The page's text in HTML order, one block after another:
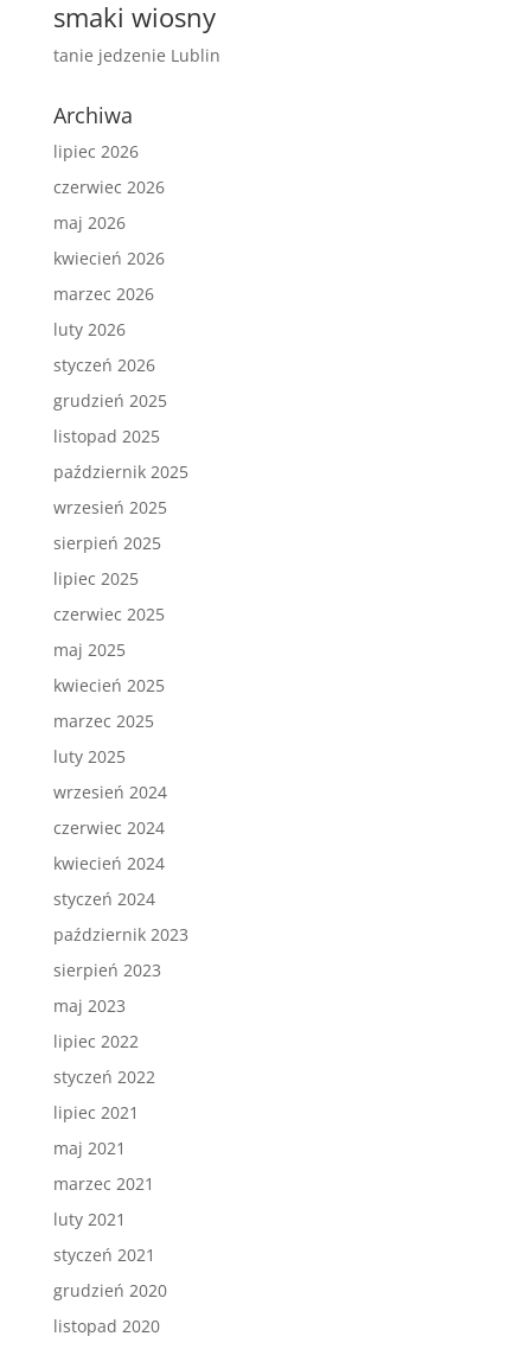
smaki wiosny
tanie jedzenie Lublin
Archiwa
lipiec 2026
czerwiec 2026
maj 2026
kwiecień 2026
marzec 2026
luty 2026
styczeń 2026
grudzień 2025
listopad 2025
październik 2025
wrzesień 2025
sierpień 2025
lipiec 2025
czerwiec 2025
maj 2025
kwiecień 2025
marzec 2025
luty 2025
wrzesień 2024
czerwiec 2024
kwiecień 2024
styczeń 2024
październik 2023
sierpień 2023
maj 2023
lipiec 2022
styczeń 2022
lipiec 2021
maj 2021
marzec 2021
luty 2021
styczeń 2021
grudzień 2020
listopad 2020